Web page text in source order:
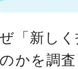
「新し
かを調